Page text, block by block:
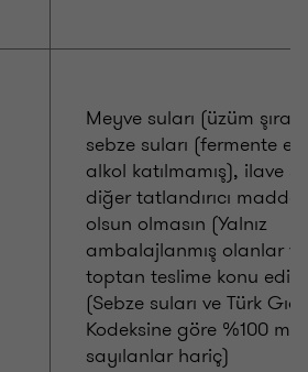
Meyve suları (üzüm
sebze suları (fermente
alkol katılmamış), ilave
diğer tatlandırıcı
olsun olmasın (Yalnız
ambalajlanmış olanlar
toptan teslime konu
(Sebze suları ve Türk
Kodeksine göre %100
sayılanlar hariç)